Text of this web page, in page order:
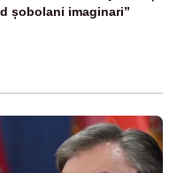
șobolani imaginari”